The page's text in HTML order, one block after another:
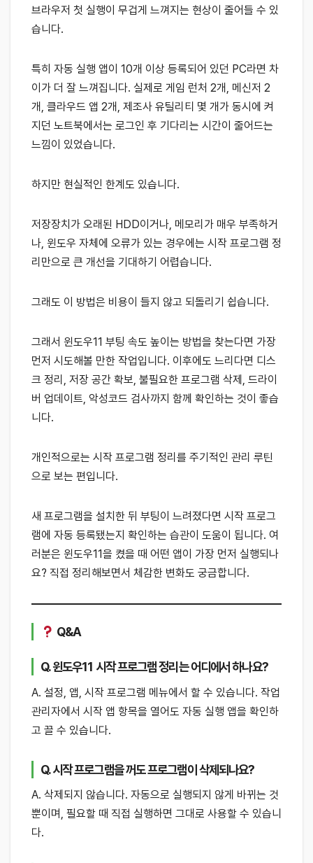
브라우저 첫 실행이 무겁게 느껴지는 현상이 줄어들 수 있
습니다.
특히 자동 실행 앱이 10개 이상 등록되어 있던 PC라면 차
이가 더 잘 느껴집니다. 실제로 게임 런처 2개, 메신저 2
개, 클라우드 앱 2개, 제조사 유틸리티 몇 개가 동시에 켜
지던 노트북에서는 로그인 후 기다리는 시간이 줄어드는
느낌이 있었습니다.
하지만 현실적인 한계도 있습니다.
저장장치가 오래된 HDD이거나, 메모리가 매우 부족하거
나, 윈도우 자체에 오류가 있는 경우에는 시작 프로그램 정
리만으로 큰 개선을 기대하기 어렵습니다.
그래도 이 방법은 비용이 들지 않고 되돌리기 쉽습니다.
그래서 윈도우11 부팅 속도 높이는 방법을 찾는다면 가장
먼저 시도해볼 만한 작업입니다. 이후에도 느리다면 디스
크 정리, 저장 공간 확보, 불필요한 프로그램 삭제, 드라이
버 업데이트, 악성코드 검사까지 함께 확인하는 것이 좋습
니다.
개인적으로는 시작 프로그램 정리를 주기적인 관리 루틴
으로 보는 편입니다.
새 프로그램을 설치한 뒤 부팅이 느려졌다면 시작 프로그
램에 자동 등록됐는지 확인하는 습관이 도움이 됩니다. 여
러분은 윈도우11을 켰을 때 어떤 앱이 가장 먼저 실행되나
요? 직접 정리해보면서 체감한 변화도 궁금합니다.
Q&A
Q. 윈도우11 시작 프로그램 정리는 어디에서 하나요?
A. 설정, 앱, 시작 프로그램 메뉴에서 할 수 있습니다. 작업
관리자에서 시작 앱 항목을 열어도 자동 실행 앱을 확인하
고 끌 수 있습니다.
Q. 시작 프로그램을 꺼도 프로그램이 삭제되나요?
A. 삭제되지 않습니다. 자동으로 실행되지 않게 바뀌는 것
뿐이며, 필요할 때 직접 실행하면 그대로 사용할 수 있습니
다.